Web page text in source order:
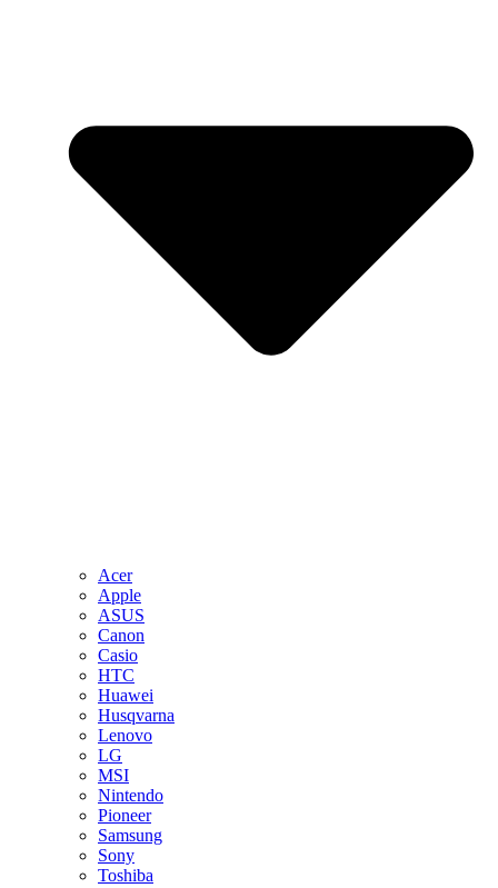
Acer
Apple
ASUS
Canon
Casio
HTC
Huawei
Husqvarna
Lenovo
LG
MSI
Nintendo
Pioneer
Samsung
Sony
Toshiba